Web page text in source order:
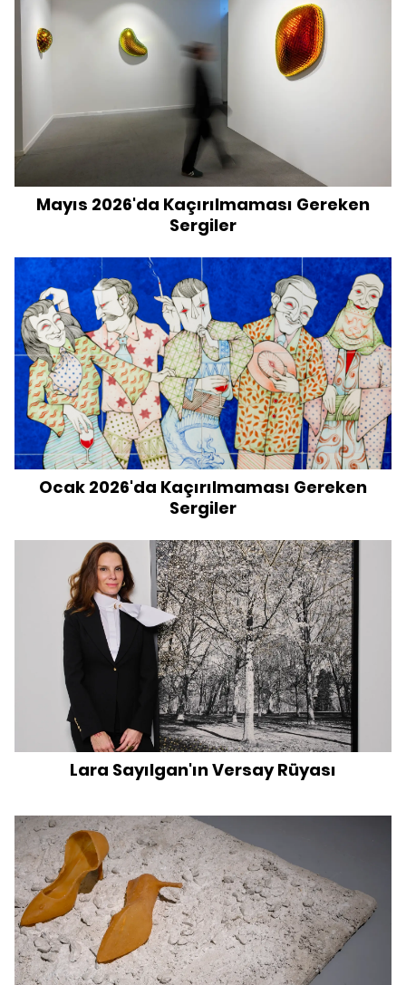
Mayıs 2026'da Kaçırılmaması Gereken
Sergiler
Ocak 2026'da Kaçırılmaması Gereken
Sergiler
Lara Sayılgan'ın Versay Rüyası